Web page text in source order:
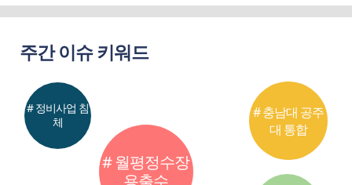
주간 이슈 키워드
# 월평정수장
용출수
# 충남대 공주
대 통합
# 정비사업 침
체